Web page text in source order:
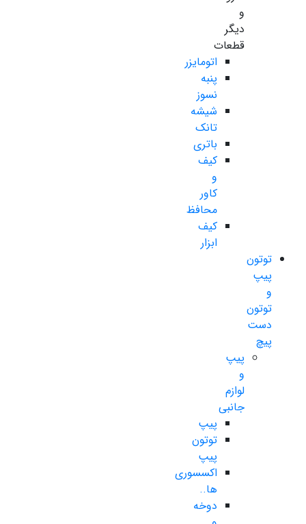
و
دیگر
قطعات
اتومایزر
پنبه
نسوز
شیشه
تانک
باتری
کیف
و
کاور
محافظ
کیف
ابزار
توتون
پیپ
و
توتون
دست
پیچ
پیپ
و
لوازم
جانبی
پیپ
توتون
پیپ
اکسسوری
ها..
دوخه